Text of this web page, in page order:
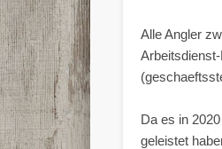
Alle Angler
Da es in
geleistet